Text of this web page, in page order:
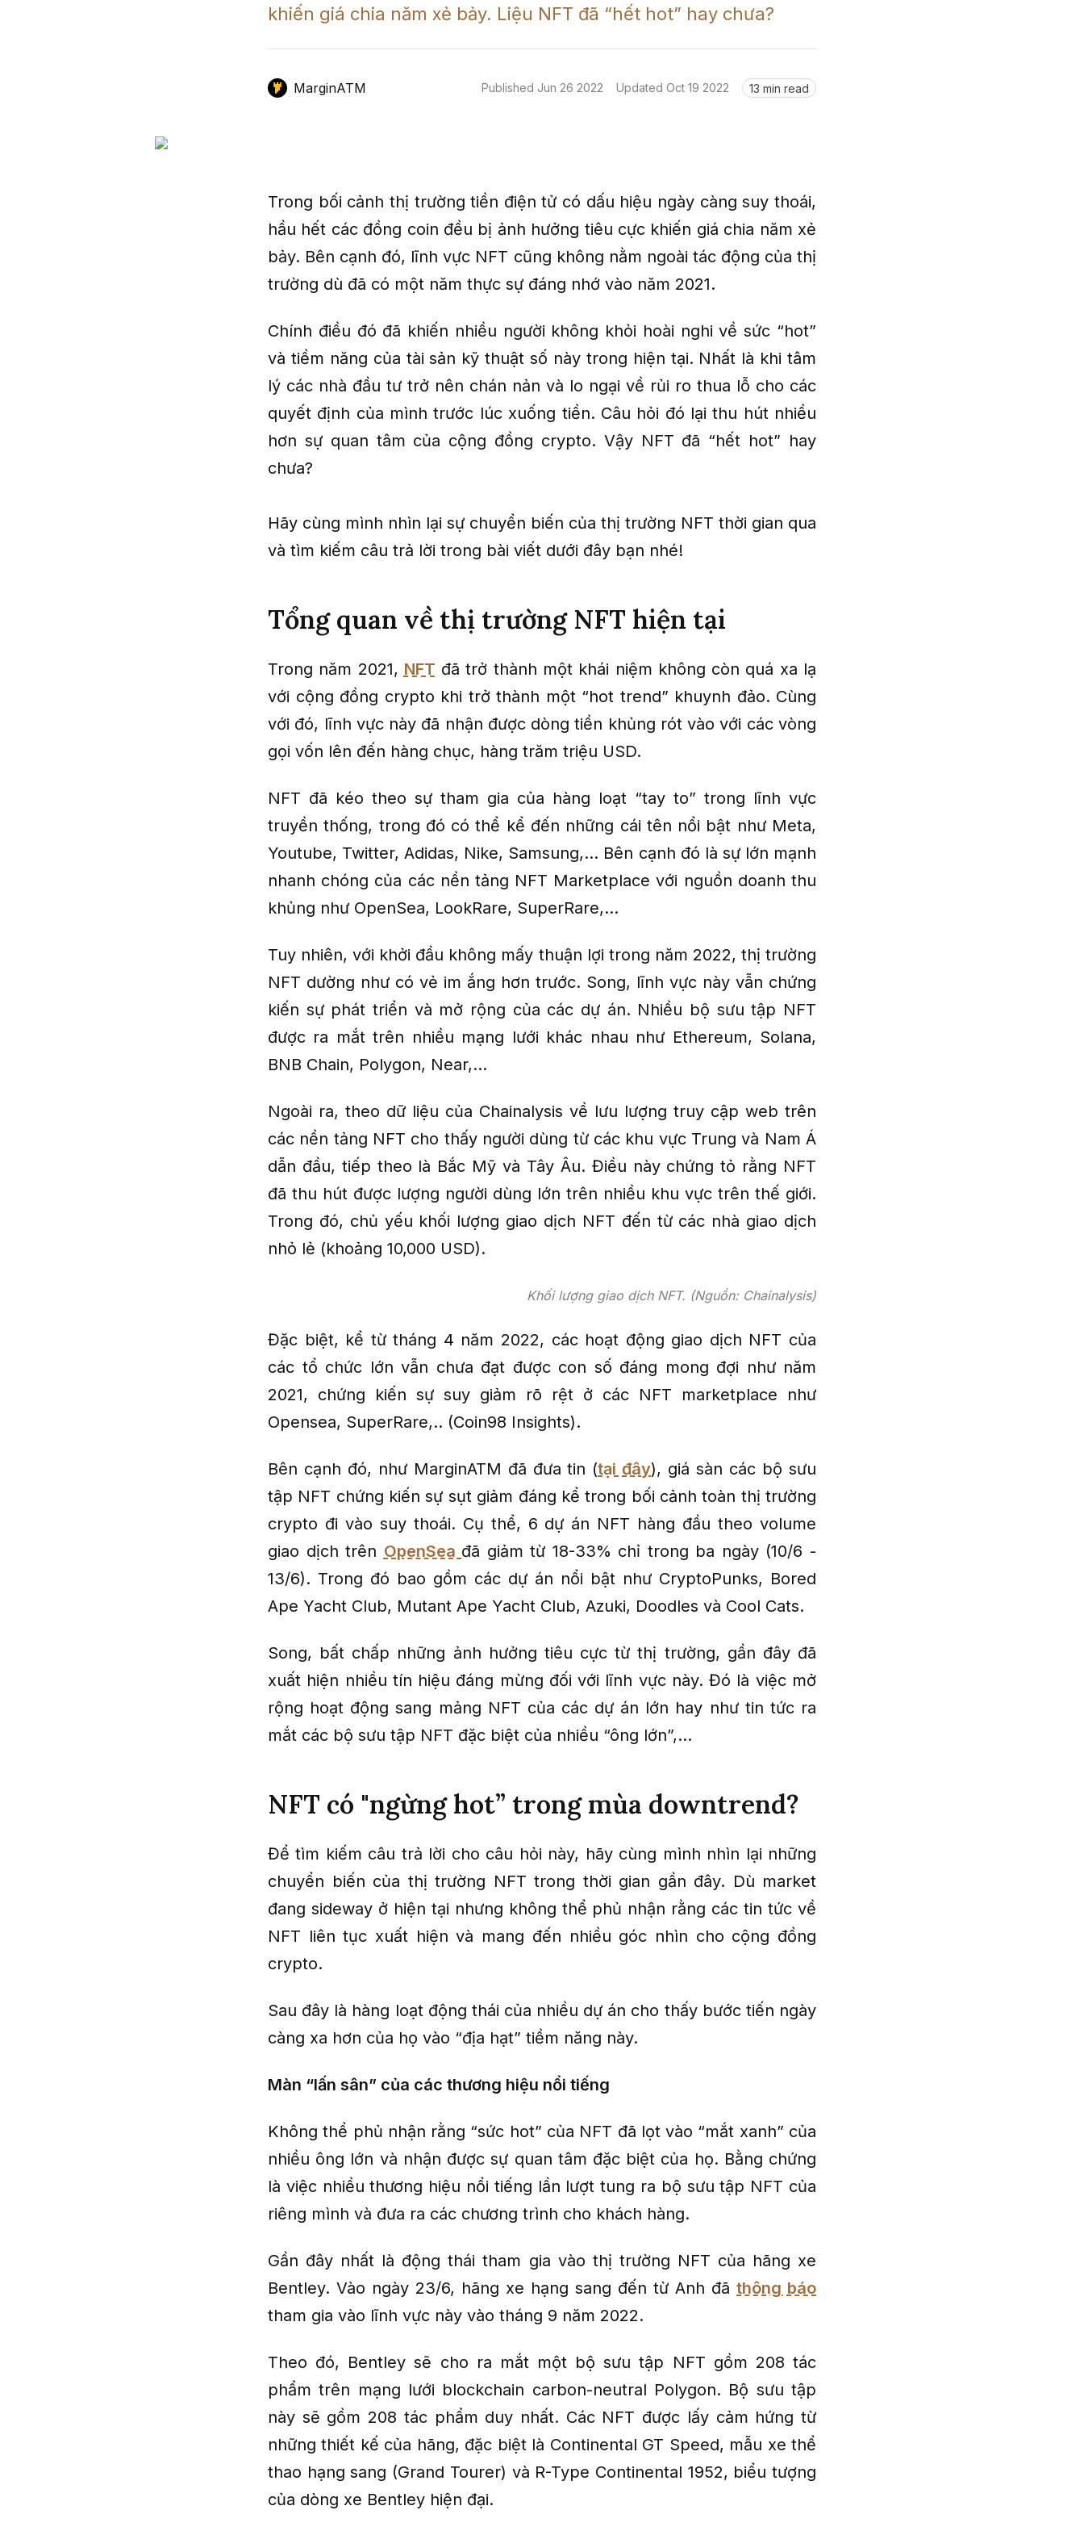
khiến giá chia năm xẻ bảy. Liệu NFT đã “hết hot” hay chưa?
MarginATM Published Jun 26 2022 Updated Oct 19 2022 13 min read
Trong bối cảnh thị trường tiền điện tử có dấu hiệu ngày càng suy thoái,
hầu hết các đồng coin đều bị ảnh hưởng tiêu cực khiến giá chia năm xẻ
bảy. Bên cạnh đó, lĩnh vực NFT cũng không nằm ngoài tác động của thị
trường dù đã có một năm thực sự đáng nhớ vào năm 2021.
Chính điều đó đã khiến nhiều người không khỏi hoài nghi về sức “hot”
và tiềm năng của tài sản kỹ thuật số này trong hiện tại. Nhất là khi tâm
lý các nhà đầu tư trở nên chán nản và lo ngại về rủi ro thua lỗ cho các
quyết định của mình trước lúc xuống tiền. Câu hỏi đó lại thu hút nhiều
hơn sự quan tâm của cộng đồng crypto. Vậy NFT đã “hết hot” hay
chưa?
Hãy cùng mình nhìn lại sự chuyển biến của thị trường NFT thời gian qua
và tìm kiếm câu trả lời trong bài viết dưới đây bạn nhé!
Tổng quan về thị trường NFT hiện tại
Trong năm 2021, NFT đã trở thành một khái niệm không còn quá xa lạ
với cộng đồng crypto khi trở thành một “hot trend” khuynh đảo. Cùng
với đó, lĩnh vực này đã nhận được dòng tiền khủng rót vào với các vòng
gọi vốn lên đến hàng chục, hàng trăm triệu USD.
NFT đã kéo theo sự tham gia của hàng loạt “tay to” trong lĩnh vực
truyền thống, trong đó có thể kể đến những cái tên nổi bật như Meta,
Youtube, Twitter, Adidas, Nike, Samsung,... Bên cạnh đó là sự lớn mạnh
nhanh chóng của các nền tảng NFT Marketplace với nguồn doanh thu
khủng như OpenSea, LookRare, SuperRare,...
Tuy nhiên, với khởi đầu không mấy thuận lợi trong năm 2022, thị trường
NFT dường như có vẻ im ắng hơn trước. Song, lĩnh vực này vẫn chứng
kiến sự phát triển và mở rộng của các dự án. Nhiều bộ sưu tập NFT
được ra mắt trên nhiều mạng lưới khác nhau như Ethereum, Solana,
BNB Chain, Polygon, Near,...
Ngoài ra, theo dữ liệu của Chainalysis về lưu lượng truy cập web trên
các nền tảng NFT cho thấy người dùng từ các khu vực Trung và Nam Á
dẫn đầu, tiếp theo là Bắc Mỹ và Tây Âu. Điều này chứng tỏ rằng NFT
đã thu hút được lượng người dùng lớn trên nhiều khu vực trên thế giới.
Trong đó, chủ yếu khối lượng giao dịch NFT đến từ các nhà giao dịch
nhỏ lẻ (khoảng 10,000 USD).
Khối lượng giao dịch NFT. (Nguồn: Chainalysis)
Đặc biệt, kể từ tháng 4 năm 2022, các hoạt động giao dịch NFT của
các tổ chức lớn vẫn chưa đạt được con số đáng mong đợi như năm
2021, chứng kiến sự suy giảm rõ rệt ở các NFT marketplace như
Opensea, SuperRare,.. (Coin98 Insights).
Bên cạnh đó, như MarginATM đã đưa tin (tại đây), giá sàn các bộ sưu
tập NFT chứng kiến sự sụt giảm đáng kể trong bối cảnh toàn thị trường
crypto đi vào suy thoái. Cụ thể, 6 dự án NFT hàng đầu theo volume
giao dịch trên OpenSea đã giảm từ 18-33% chỉ trong ba ngày (10/6 -
13/6). Trong đó bao gồm các dự án nổi bật như CryptoPunks, Bored
Ape Yacht Club, Mutant Ape Yacht Club, Azuki, Doodles và Cool Cats.
Song, bất chấp những ảnh hưởng tiêu cực từ thị trường, gần đây đã
xuất hiện nhiều tín hiệu đáng mừng đối với lĩnh vực này. Đó là việc mở
rộng hoạt động sang mảng NFT của các dự án lớn hay như tin tức ra
mắt các bộ sưu tập NFT đặc biệt của nhiều “ông lớn”,...
NFT có "ngừng hot” trong mùa downtrend?
Để tìm kiếm câu trả lời cho câu hỏi này, hãy cùng mình nhìn lại những
chuyển biến của thị trường NFT trong thời gian gần đây. Dù market
đang sideway ở hiện tại nhưng không thể phủ nhận rằng các tin tức về
NFT liên tục xuất hiện và mang đến nhiều góc nhìn cho cộng đồng
crypto.
Sau đây là hàng loạt động thái của nhiều dự án cho thấy bước tiến ngày
càng xa hơn của họ vào “địa hạt” tiềm năng này.
Màn “lấn sân” của các thương hiệu nổi tiếng
Không thể phủ nhận rằng “sức hot” của NFT đã lọt vào “mắt xanh” của
nhiều ông lớn và nhận được sự quan tâm đặc biệt của họ. Bằng chứng
là việc nhiều thương hiệu nổi tiếng lần lượt tung ra bộ sưu tập NFT của
riêng mình và đưa ra các chương trình cho khách hàng.
Gần đây nhất là động thái tham gia vào thị trường NFT của hãng xe
Bentley. Vào ngày 23/6, hãng xe hạng sang đến từ Anh đã thông báo
tham gia vào lĩnh vực này vào tháng 9 năm 2022.
Theo đó, Bentley sẽ cho ra mắt một bộ sưu tập NFT gồm 208 tác
phẩm trên mạng lưới blockchain carbon-neutral Polygon. Bộ sưu tập
này sẽ gồm 208 tác phẩm duy nhất. Các NFT được lấy cảm hứng từ
những thiết kế của hãng, đặc biệt là Continental GT Speed, mẫu xe thể
thao hạng sang (Grand Tourer) và R-Type Continental 1952, biểu tượng
của dòng xe Bentley hiện đại.